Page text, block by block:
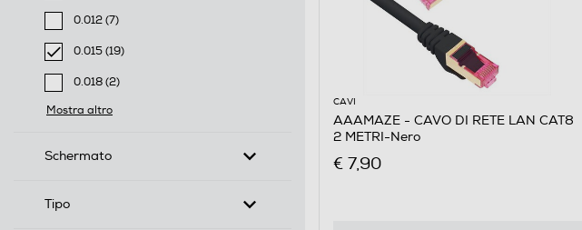
Filtra per Lunghezza cavo-m: 0.01
0.012 (7)
Filtra per Lunghezza cavo-m: 0.012
0.015 (19)
selected Filtro applicato per Lunghezza cavo-m: 0.015
0.018 (2)
Filtra per Lunghezza cavo-m: 0.018
Mostra altro
Schermato
Tipo
CAVI
AAAMAZE - CAVO DI RETE LAN CAT8
2 METRI-Nero
€ 7,90